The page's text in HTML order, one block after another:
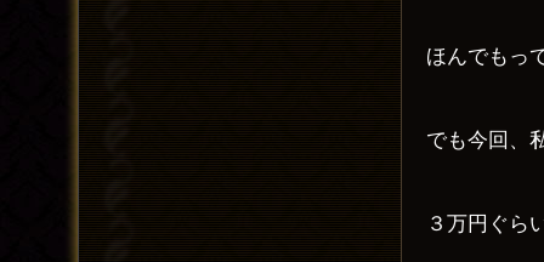
ほんでもっ
でも今回、
３万円ぐら